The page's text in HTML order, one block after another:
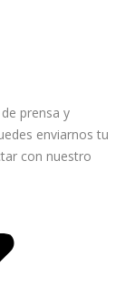
prensa y
enviarnos tu
con nuestro